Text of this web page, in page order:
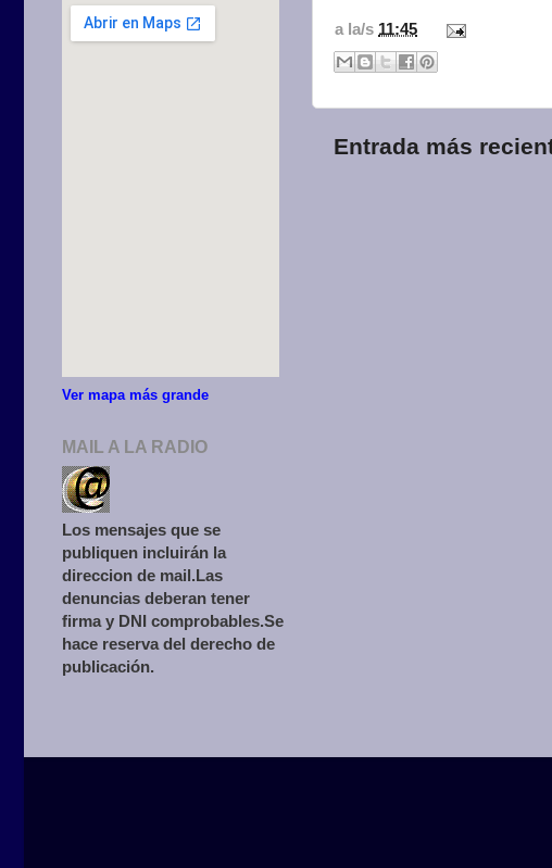
a la/s 11:45
Entrada más
Ver mapa más grande
MAIL A LA RADIO
Los mensajes que se
publiquen incluirán la
direccion de mail.Las
denuncias deberan tener
firma y DNI comprobables.Se
hace reserva del derecho de
publicación.